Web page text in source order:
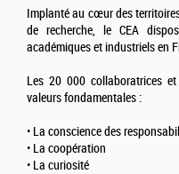
Implanté au cœur des
de recherche, le CEA
académiques et industriels en
Les 20 000 collaboratrices
valeurs fondamentales :
• La conscience des
• La coopération
• La curiosité